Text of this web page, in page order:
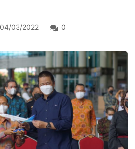
04/03/2022 0